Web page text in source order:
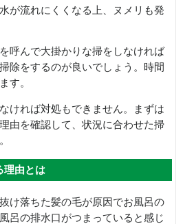
が流れにくくなる上、ヌメリも発
呼んで大掛かりな掃をしなければ
除をするのが良いでしょう。時間
す。
ければ対処もできません。まずは
由を確認して、状況に合わせた掃
理由とは
け落ちた髪の毛が原因でお風呂の
呂の排水口がつまっていると感じ